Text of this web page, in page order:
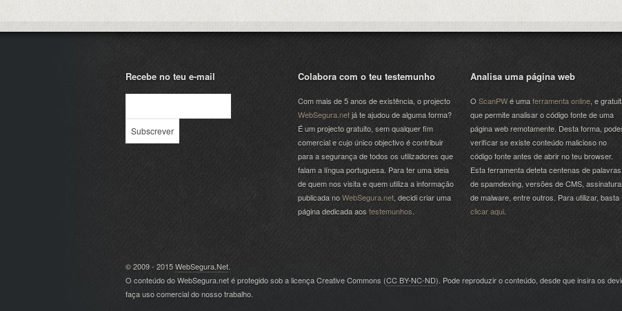
Recebe no teu e-mail Colabora com o teu testemunho
Com mais de 5 anos de existência, o projecto
WebSegura.netjá te ajudou de alguma forma?
É um projecto gratuito, sem qualquer fim
comercial e cujo único objectivo é contribuir
para a segurança de todos os utilizadores que
falam a língua portuguesa. Para ter uma ideia
de quem nos visita e quem utiliza a informação
publicada noWebSegura.net , decidi criar uma
página dedicada aos testemunhos
Analisa uma página web
OScanPWé umaferramenta online, e
que permite analisar o código fonte de uma
página web remotamente. Desta forma,
verificar se existe conteúdo malicioso no
código fonte antes de abrir no teu browser.
Esta ferramenta deteta centenas de palavras
de spamdexing, versões de CMS,
de malware, entre outros. Para utilizar, basta
clicar aqui.
© 2009 - 2015WebSegura.Net.
O conteúdo do WebSegura.net é protegido sob a licença Creative Commons (CC BY-NC-ND). Pode reproduzir o conteúdo, desde que insira os
faça uso comercial do nosso trabalho.